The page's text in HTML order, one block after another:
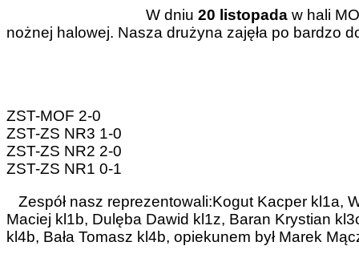
W dniu 20 listopada w hali
nożnej halowej. Nasza drużyna zajęła po bardzo
ZST-MOF 2-0
ZST-ZS NR3 1-0
ZST-ZS NR2 2-0
ZST-ZS NR1 0-1
Zespół nasz reprezentowali:Kogut Kacper kl1a,
Maciej kl1b, Dulęba Dawid kl1z, Baran Krystian
kl4b, Bała Tomasz kl4b, opiekunem był Marek